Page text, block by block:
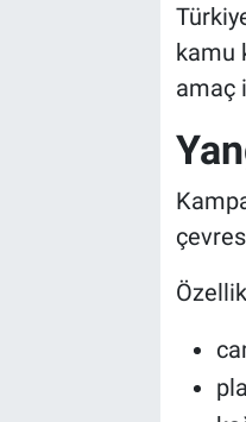
kamu
amaç